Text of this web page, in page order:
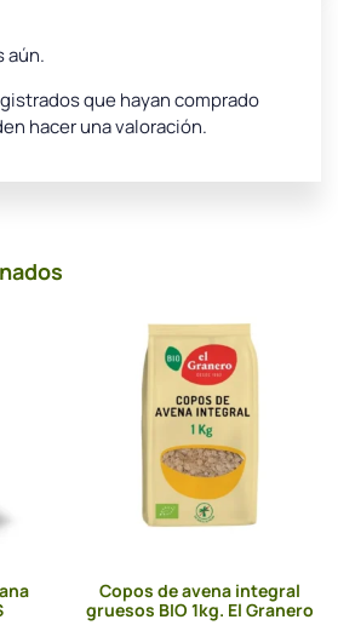
aún.
que hayan comprado
hacer una valoración.
Copos de avena integral
gruesos BIO 1kg. El Granero